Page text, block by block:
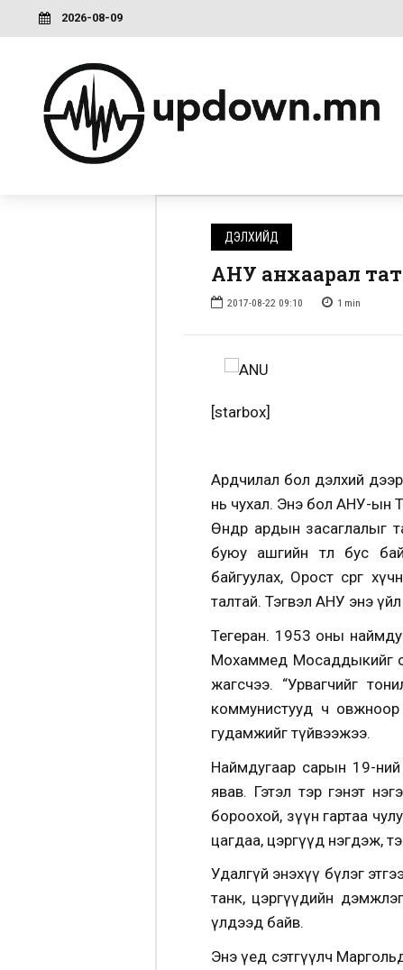
2026-08-09
ДЭЛХИЙД
АНУ анхаарал
2017-08-22 09:10 1 min
[starbox]
Ардчилал бол дэлхий
нь чухал. Энэ бол АНУ-ын
Өнөөдөр ардын засаглалыг
буюу ашгийн төлөө бус
байгуулах, Орост сөрөг
талтай. Тэгвэл АНУ энэ
Тегеран. 1953 оны
Мохаммед Мосаддыкийг
жагсчээ. “Урвагчийг
коммунистууд ч овжноор
гудамжийг түйвээжээ.
Наймдугаар сарын 19-ний
явав. Гэтэл тэр гэнэт
бороохой, зүүн гартаа
цагдаа, цэргүүд нэгдэж,
Удалгүй энэхүү бүлэг
танк, цэргүүдийн
үлдээд байв.
Энэ үед сэтгүүлч